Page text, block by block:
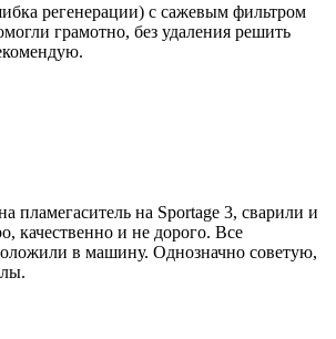
регенерации) с сажевым фильтром
грамотно, без удаления решить
пламегаситель на Sportage 3, сварили и
качественно и не дорого. Все
в машину. Однозначно советую,